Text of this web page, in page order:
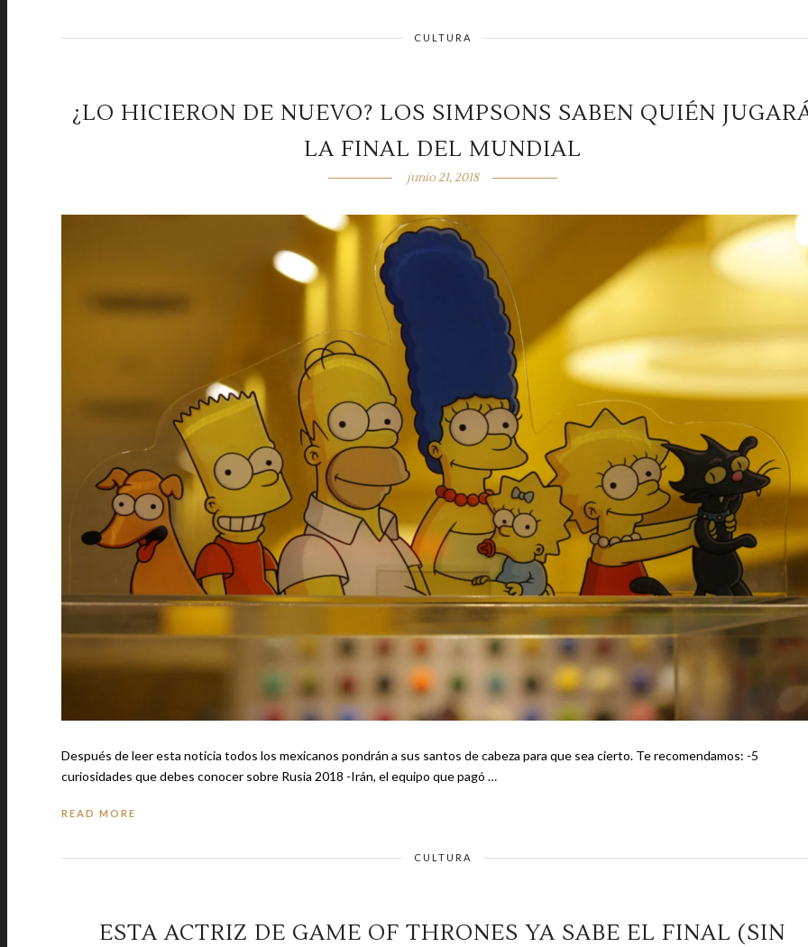
CULTURA
¿LO HICIERON DE NUEVO? LOS SIMPSONS SABEN QUIÉN
LA FINAL DEL MUNDIAL
junio 21, 2018
Después de leer esta noticia todos los mexicanos pondrán a sus santos de cabeza para que sea cierto. Te recomendamos: -5
curiosidades que debes conocer sobre Rusia 2018 -Irán, el equipo que pagó …
READ MORE
CULTURA
ESTA ACTRIZ DE GAME OF THRONES YA SABE EL FINAL (SIN